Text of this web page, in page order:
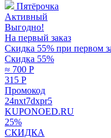
Пятёрочка
Активный
Выгодно!
На первый заказ
Скидка 55% при первом
Скидка 55%
≈ 700 Р
315 Р
Промокод
24nxt7dxpr5
KUPONOED.RU
25%
СКИДКА